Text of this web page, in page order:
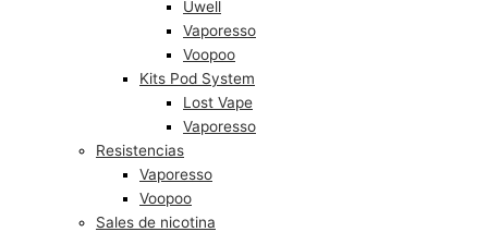
Uwell
Vaporesso
Voopoo
Kits Pod System
Lost Vape
Vaporesso
Resistencias
Vaporesso
Voopoo
Sales de nicotina